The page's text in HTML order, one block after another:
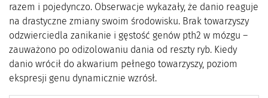
razem i pojedynczo. Obserwacje wykazały, że danio reaguje
na drastyczne zmiany swoim środowisku. Brak towarzyszy
odzwierciedla zanikanie i gęstość genów pth2 w mózgu –
zauważono po odizolowaniu dania od reszty ryb. Kiedy
danio wrócił do akwarium pełnego towarzyszy, poziom
ekspresji genu dynamicznie wzrósł.